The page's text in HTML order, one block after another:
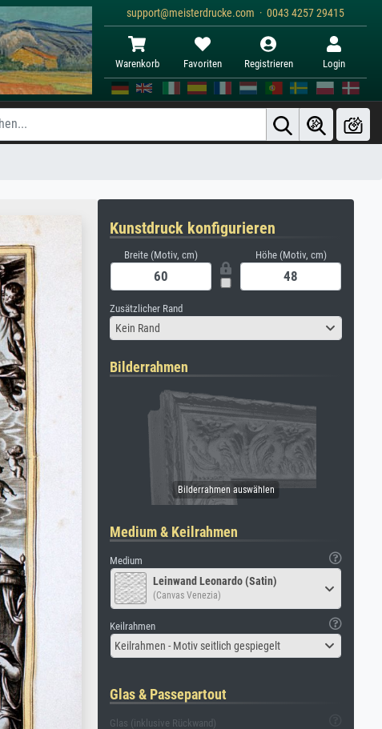
support@meisterdrucke.com · 0043 4257 29415
Warenkorb Favoriten Registrieren Login
Kunstdruck konfigurieren
Breite (Motiv, cm) Höhe (Motiv, cm)
Zusätzlicher Rand
Kein Rand
Bilderrahmen
Medium & Keilrahmen
Medium
Leinwand Leonardo (Satin)
(Canvas Venezia)
Keilrahmen
Keilrahmen - Motiv seitlich gespiegelt
Glas & Passepartout
Glas (inklusive Rückwand)